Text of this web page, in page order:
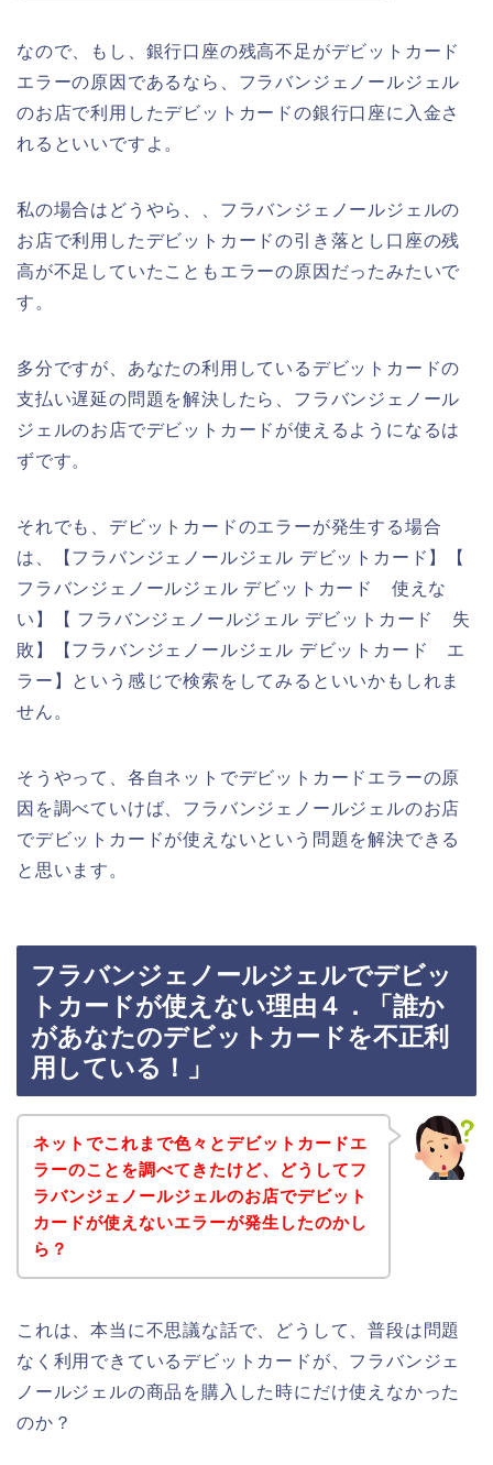
なので、もし、銀行口座の残高不足がデビットカード
エラーの原因であるなら、フラバンジェノールジェル
のお店で利用したデビットカードの銀行口座に入金さ
れるといいですよ。
私の場合はどうやら、、フラバンジェノールジェルの
お店で利用したデビットカードの引き落とし口座の残
高が不足していたこともエラーの原因だったみたいで
す。
多分ですが、あなたの利用しているデビットカードの
支払い遅延の問題を解決したら、フラバンジェノール
ジェルのお店でデビットカードが使えるようになるは
ずです。
それでも、デビットカードのエラーが発生する場合
は、【フラバンジェノールジェル デビットカード】【
フラバンジェノールジェル デビットカード 使えな
い】【 フラバンジェノールジェル デビットカード 失
敗】【フラバンジェノールジェル デビットカード エ
ラー】という感じで検索をしてみるといいかもしれま
せん。
そうやって、各自ネットでデビットカードエラーの原
因を調べていけば、フラバンジェノールジェルのお店
でデビットカードが使えないという問題を解決できる
と思います。
フラバンジェノールジェルでデビッ
トカードが使えない理由４．「誰か
があなたのデビットカードを不正利
用している！」
ネットでこれまで色々とデビットカードエ
ラーのことを調べてきたけど、どうしてフ
ラバンジェノールジェルのお店でデビット
カードが使えないエラーが発生したのかし
ら？
これは、本当に不思議な話で、どうして、普段は問題
なく利用できているデビットカードが、フラバンジェ
ノールジェルの商品を購入した時にだけ使えなかった
のか？